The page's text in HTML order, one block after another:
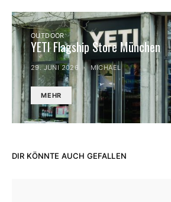
OUTDOOR
YETI Flagship Store München
29. JUNI 2026 MICHAEL
MEHR
DIR KÖNNTE AUCH GEFALLEN